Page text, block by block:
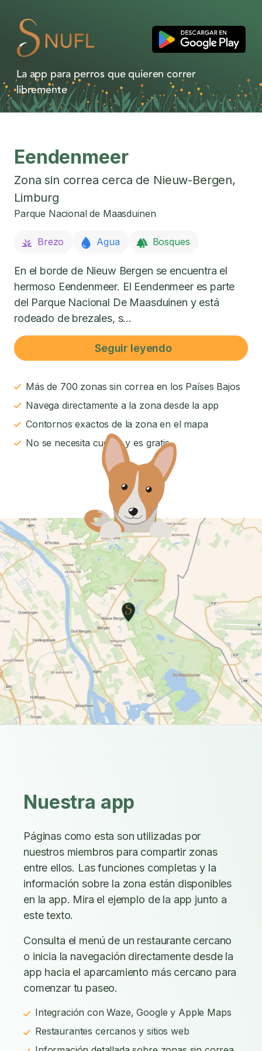
La app para perros que quieren correr
libremente
Eendenmeer
Zona sin correa cerca de Nieuw-Bergen,
Limburg
Parque Nacional de Maasduinen
Brezo Agua Bosques
En el borde de Nieuw Bergen se encuentra el
hermoso Eendenmeer. El Eendenmeer es parte
del Parque Nacional De Maasduinen y está
rodeado de brezales, s...
Seguir leyendo
Más de 700 zonas sin correa en los Países Bajos
Navega directamente a la zona desde la app
Contornos exactos de la zona en el mapa
No se necesita cuenta y es gratis
Nuestra app
Páginas como esta son utilizadas por
nuestros miembros para compartir zonas
entre ellos. Las funciones completas y la
información sobre la zona están disponibles
en la app. Mira el ejemplo de la app junto a
este texto.
Consulta el menú de un restaurante cercano
o inicia la navegación directamente desde la
app hacia el aparcamiento más cercano para
comenzar tu paseo.
Integración con Waze, Google y Apple Maps
Restaurantes cercanos y sitios web